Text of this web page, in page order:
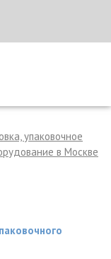
портал
упаковочное
в Москве